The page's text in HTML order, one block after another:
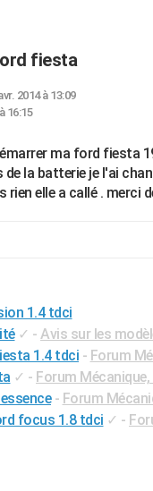
fiesta
2014 à 13:09
16:15
ma ford fiesta
la batterie je l'ai
elle a callé . merci
1.4 tdci
✓ - Avis sur les
1.4 tdci - Forum
✓ - Forum
- Forum
focus 1.8 tdci ✓ -